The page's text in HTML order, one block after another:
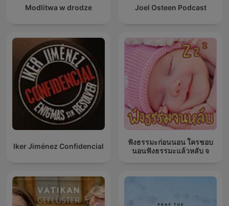
Modlitwa w drodze Joel Osteen Podcast
Iker Jiménez Confidencial
ฟังธรรมะก่อนนอน ใครชอบ
นอนฟังธรรมะแล้วหลับ จ